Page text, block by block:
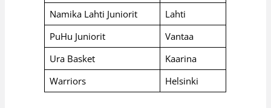
Namika Lahti Juniorit
Lahti
PuHu Juniorit
Vantaa
Ura Basket
Kaarina
Warriors
Helsinki